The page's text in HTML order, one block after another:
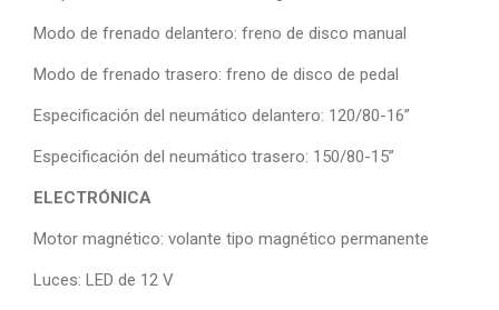
Modo de frenado delantero: freno de disco manual
Modo de frenado trasero: freno de disco de pedal
Especificación del neumático delantero: 120/80-16”
Especificación del neumático trasero: 150/80-15”
ELECTRÓNICA
Motor magnético: volante tipo magnético permanente
Luces: LED de 12 V